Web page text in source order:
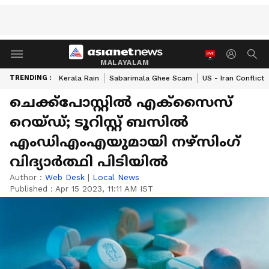
MALAYALAM
TRENDING : Kerala Rain Sabarimala Ghee Scam US - Iran Conflict
ചെക്ക്പോസ്റ്റില്‍ എക്സൈസ്
റെയ്ഡ്; ടൂറിസ്റ്റ് ബസില്‍
എംഡിഎംഎയുമായി നഴ്സിംഗ്
വിദ്യാർത്ഥി പിടിയിൽ
Author : Web Desk | Local News
Published : Apr 15 2023, 11:11 AM IST